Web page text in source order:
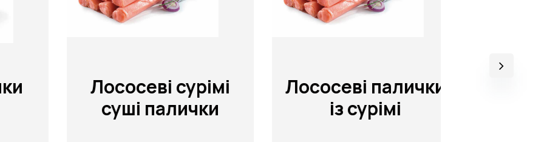
Лососеві сурімі
суші палички
Лососеві палички
із сурімі